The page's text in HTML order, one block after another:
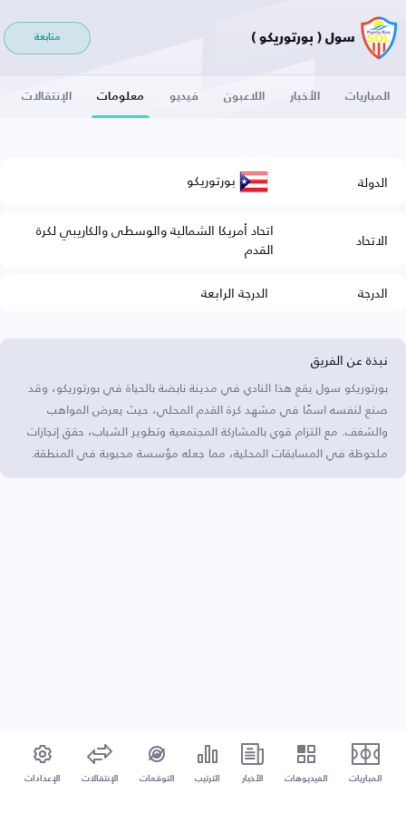
سول ( بورتوريكو ) متابعة
المباريات الأخبار اللاعبون فيديو معلومات الإنتقالات
الدولة بورتوريكو
الاتحاد اتحاد أمريكا الشمالية والوسطى والكاريبي لكرة
القدم
الدرجة
الدرجة الرابعة
نبذة عن الفريق
بورتوريكو سول يقع هذا النادي في مدينة نابضة بالحياة في بورتوريكو، وقد
صنع لنفسه اسمًا في مشهد كرة القدم المحلي، حيث يعرض المواهب
والشغف. مع التزام قوي بالمشاركة المجتمعية وتطوير الشباب، حقق إنجازات
ملحوظة في المسابقات المحلية، مما جعله مؤسسة محبوبة في المنطقة.
المباريات الفيديوهات الأخبار الترتيب التوقعات الإنتقالات الإعدادات